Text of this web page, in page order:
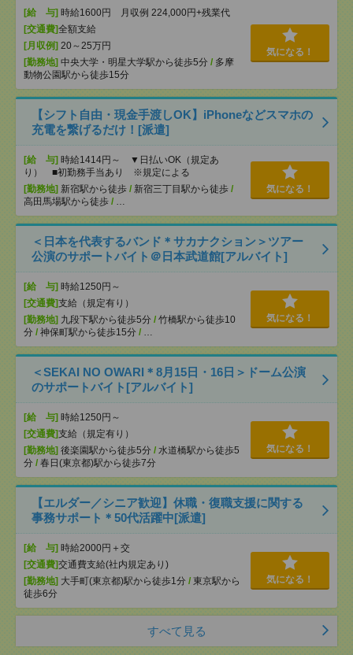
[給 与] 時給1600円 月収例 224,000円+残業代
[交通費]全額支給
[月収例] 20～25万円
[勤務地] 中央大学・明星大学駅から徒歩5分 / 多摩
動物公園駅から徒歩15分
気になる！
【シフト自由・現金手渡しOK】iPhoneなどスマホの
充電を繋げるだけ！[派遣]
[給 与] 時給1414円～ ▼日払いOK（規定あ
り） ■初勤務手当あり ※規定による
[勤務地] 新宿駅から徒歩 / 新宿三丁目駅から徒歩 /
高田馬場駅から徒歩 / …
気になる！
＜日本を代表するバンド＊サカナクション＞ツアー
公演のサポートバイト＠日本武道館[アルバイト]
[給 与] 時給1250円～
[交通費]支給（規定有り）
[勤務地] 九段下駅から徒歩5分 / 竹橋駅から徒歩10
分 / 神保町駅から徒歩15分 / …
気になる！
＜SEKAI NO OWARI＊8月15日・16日＞ドーム公演
のサポートバイト[アルバイト]
[給 与] 時給1250円～
[交通費]支給（規定有り）
[勤務地] 後楽園駅から徒歩5分 / 水道橋駅から徒歩5
分 / 春日(東京都)駅から徒歩7分
気になる！
【エルダー／シニア歓迎】休職・復職支援に関する
事務サポート＊50代活躍中[派遣]
[給 与] 時給2000円＋交
[交通費]交通費支給(社内規定あり)
[勤務地] 大手町(東京都)駅から徒歩1分 / 東京駅から
徒歩6分
気になる！
すべて見る